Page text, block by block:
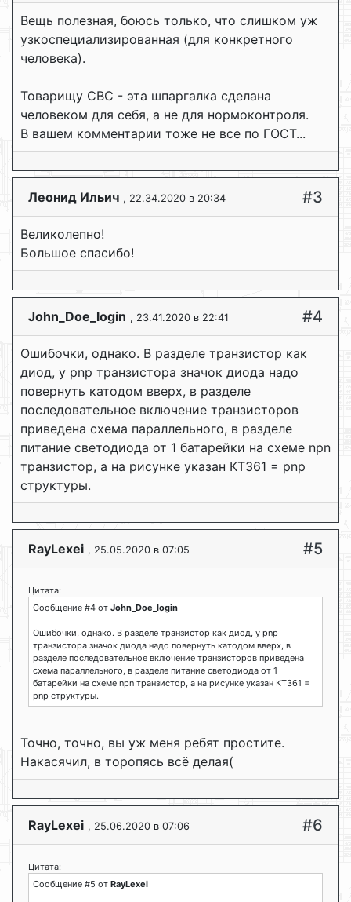
Вещь полезная, боюсь только, что слишком уж
узкоспециализированная (для конкретного
человека).
Товарищу СВС - эта шпаргалка сделана
человеком для себя, а не для нормоконтроля.
В вашем комментарии тоже не все по ГОСТ...
Леонид Ильич , 22.34.2020 в 20:34 #3
Великолепно!
Большое спасибо!
John_Doe_login , 23.41.2020 в 22:41 #4
Ошибочки, однако. В разделе транзистор как
диод, у pnp транзистора значок диода надо
повернуть катодом вверх, в разделе
последовательное включение транзисторов
приведена схема параллельного, в разделе
питание светодиода от 1 батарейки на схеме npn
транзистор, а на рисунке указан КТ361 = pnp
структуры.
RayLexei , 25.05.2020 в 07:05 #5
Цитата:
Сообщение #4 от John_Doe_login
Ошибочки, однако. В разделе транзистор как диод, у pnp
транзистора значок диода надо повернуть катодом вверх, в
разделе последовательное включение транзисторов приведена
схема параллельного, в разделе питание светодиода от 1
батарейки на схеме npn транзистор, а на рисунке указан КТ361 =
pnp структуры.
Точно, точно, вы уж меня ребят простите.
Накасячил, в торопясь всё делая(
RayLexei , 25.06.2020 в 07:06 #6
Цитата:
Сообщение #5 от RayLexei